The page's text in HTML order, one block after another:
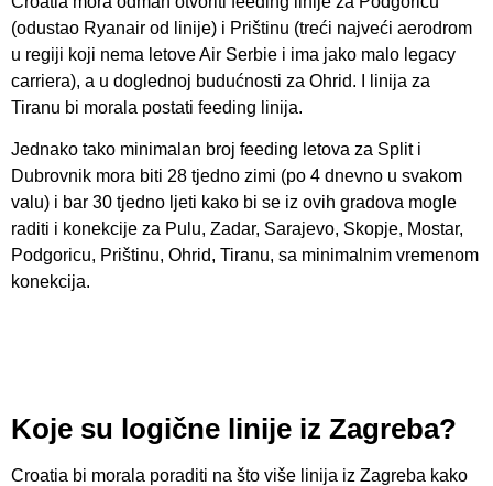
(odustao Ryanair od linije) i Prištinu (treći najveći aerodrom
u regiji koji nema letove Air Serbie i ima jako malo legacy
carriera), a u doglednoj budućnosti za Ohrid. I linija za
Tiranu bi morala postati feeding linija.
Jednako tako minimalan broj feeding letova za Split i
Dubrovnik mora biti 28 tjedno zimi (po 4 dnevno u svakom
valu) i bar 30 tjedno ljeti kako bi se iz ovih gradova mogle
raditi i konekcije za Pulu, Zadar, Sarajevo, Skopje, Mostar,
Podgoricu, Prištinu, Ohrid, Tiranu, sa minimalnim vremenom
konekcija.
Koje su logične linije iz Zagreba?
Croatia bi morala poraditi na što više linija iz Zagreba kako